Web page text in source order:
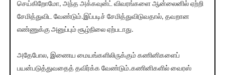
செய்கிறோமோ, அந்த அக்கவுன்ட் விவரங்களை ஆன்லைனில் ஏற்றி
சேமித்துவிட வேண்டும்.இப்படிச் சேமித்துவிடுவதால், தவறான
எண்ணுக்கு அனுப்பும் சூழ்நிலை ஏற்படாது.
அதேபோல, இணைய மையங்களிலிருக்கும் கணினிகளைப்
பயன்படுத்துவதைத் தவிர்க்க வேண்டும்.கணினிகளில் வைரஸ்